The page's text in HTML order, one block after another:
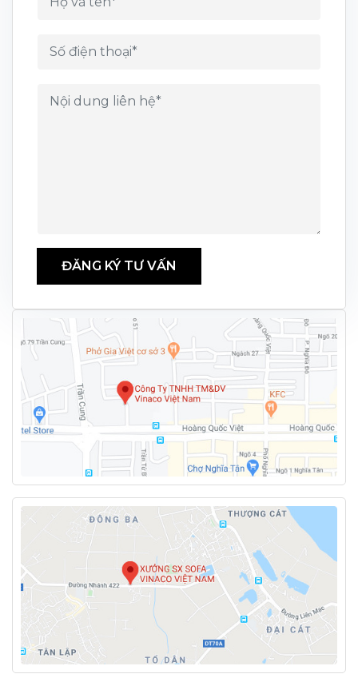
ĐĂNG KÝ TƯ VẤN